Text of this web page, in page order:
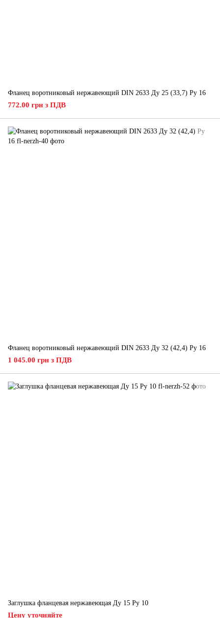
Фланец воротниковый нержавеющий DIN 2633 Ду 25 (33,7) Ру 16
772.00 грн з ПДВ
Фланец воротниковый нержавеющий DIN 2633 Ду 32 (42,4) Ру 16
1 045.00 грн з ПДВ
Заглушка фланцевая нержавеющая Ду 15 Ру 10
Цену уточняйте